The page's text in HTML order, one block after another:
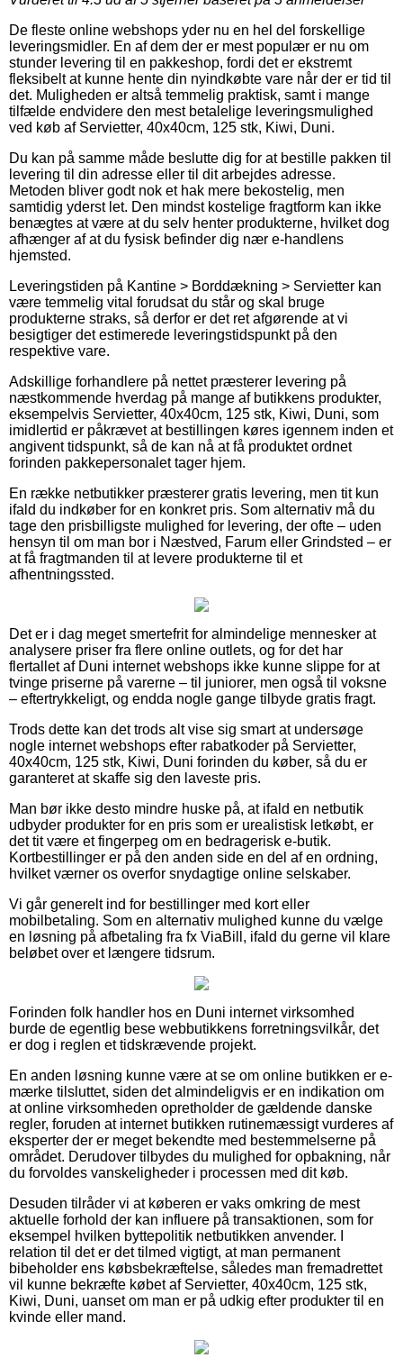
De fleste online webshops yder nu en hel del forskellige
leveringsmidler. En af dem der er mest populær er nu om
stunder levering til en pakkeshop, fordi det er ekstremt
fleksibelt at kunne hente din nyindkøbte vare når der er tid til
det. Muligheden er altså temmelig praktisk, samt i mange
tilfælde endvidere den mest betalelige leveringsmulighed
ved køb af Servietter, 40x40cm, 125 stk, Kiwi, Duni.
Du kan på samme måde beslutte dig for at bestille pakken til
levering til din adresse eller til dit arbejdes adresse.
Metoden bliver godt nok et hak mere bekostelig, men
samtidig yderst let. Den mindst kostelige fragtform kan ikke
benægtes at være at du selv henter produkterne, hvilket dog
afhænger af at du fysisk befinder dig nær e-handlens
hjemsted.
Leveringstiden på Kantine > Borddækning > Servietter kan
være temmelig vital forudsat du står og skal bruge
produkterne straks, så derfor er det ret afgørende at vi
besigtiger det estimerede leveringstidspunkt på den
respektive vare.
Adskillige forhandlere på nettet præsterer levering på
næstkommende hverdag på mange af butikkens produkter,
eksempelvis Servietter, 40x40cm, 125 stk, Kiwi, Duni, som
imidlertid er påkrævet at bestillingen køres igennem inden et
angivent tidspunkt, så de kan nå at få produktet ordnet
forinden pakkepersonalet tager hjem.
En række netbutikker præsterer gratis levering, men tit kun
ifald du indkøber for en konkret pris. Som alternativ må du
tage den prisbilligste mulighed for levering, der ofte – uden
hensyn til om man bor i Næstved, Farum eller Grindsted – er
at få fragtmanden til at levere produkterne til et
afhentningssted.
Det er i dag meget smertefrit for almindelige mennesker at
analysere priser fra flere online outlets, og for det har
flertallet af Duni internet webshops ikke kunne slippe for at
tvinge priserne på varerne – til juniorer, men også til voksne
– eftertrykkeligt, og endda nogle gange tilbyde gratis fragt.
Trods dette kan det trods alt vise sig smart at undersøge
nogle internet webshops efter rabatkoder på Servietter,
40x40cm, 125 stk, Kiwi, Duni forinden du køber, så du er
garanteret at skaffe sig den laveste pris.
Man bør ikke desto mindre huske på, at ifald en netbutik
udbyder produkter for en pris som er urealistisk letkøbt, er
det tit være et fingerpeg om en bedragerisk e-butik.
Kortbestillinger er på den anden side en del af en ordning,
hvilket værner os overfor snydagtige online selskaber.
Vi går generelt ind for bestillinger med kort eller
mobilbetaling. Som en alternativ mulighed kunne du vælge
en løsning på afbetaling fra fx ViaBill, ifald du gerne vil klare
beløbet over et længere tidsrum.
Forinden folk handler hos en Duni internet virksomhed
burde de egentlig bese webbutikkens forretningsvilkår, det
er dog i reglen et tidskrævende projekt.
En anden løsning kunne være at se om online butikken er e-
mærke tilsluttet, siden det almindeligvis er en indikation om
at online virksomheden opretholder de gældende danske
regler, foruden at internet butikken rutinemæssigt vurderes af
eksperter der er meget bekendte med bestemmelserne på
området. Derudover tilbydes du mulighed for opbakning, når
du forvoldes vanskeligheder i processen med dit køb.
Desuden tilråder vi at køberen er vaks omkring de mest
aktuelle forhold der kan influere på transaktionen, som for
eksempel hvilken byttepolitik netbutikken anvender. I
relation til det er det tilmed vigtigt, at man permanent
bibeholder ens købsbekræftelse, således man fremadrettet
vil kunne bekræfte købet af Servietter, 40x40cm, 125 stk,
Kiwi, Duni, uanset om man er på udkig efter produkter til en
kvinde eller mand.